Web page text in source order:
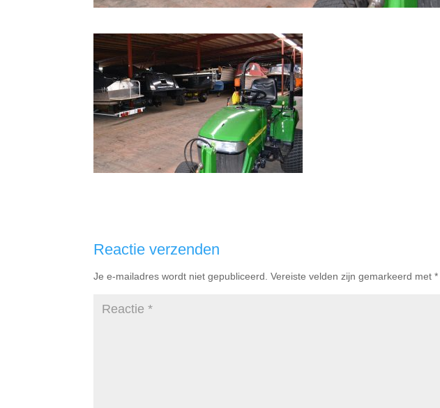
Reactie verzenden
Je e-mailadres wordt niet gepubliceerd. Vereiste velden zijn gemarkeerd met*